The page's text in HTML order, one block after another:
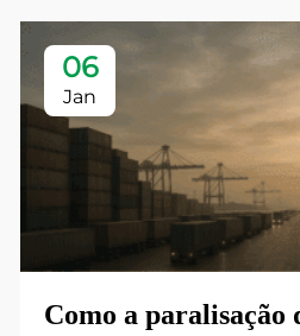
06
Jan
Como a paralisação